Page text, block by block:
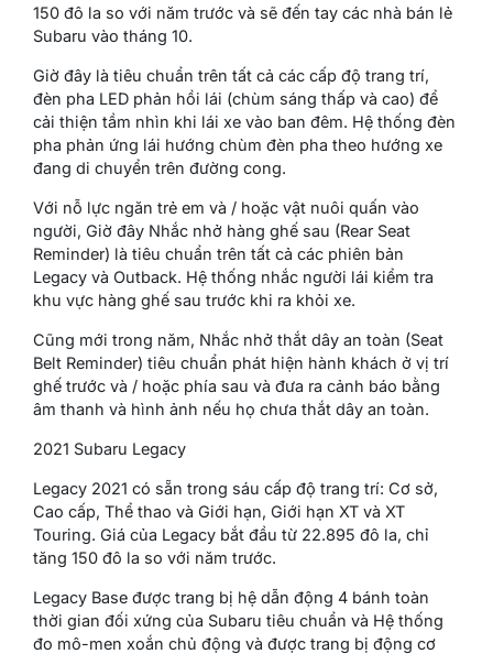
150 đô la so với năm trước và sẽ đến tay các nhà bán lẻ
Subaru vào tháng 10.
Giờ đây là tiêu chuẩn trên tất cả các cấp độ trang trí,
đèn pha LED phản hồi lái (chùm sáng thấp và cao) để
cải thiện tầm nhìn khi lái xe vào ban đêm. Hệ thống đèn
pha phản ứng lái hướng chùm đèn pha theo hướng xe
đang di chuyển trên đường cong.
Với nỗ lực ngăn trẻ em và / hoặc vật nuôi quấn vào
người, Giờ đây Nhắc nhở hàng ghế sau (Rear Seat
Reminder) là tiêu chuẩn trên tất cả các phiên bản
Legacy và Outback. Hệ thống nhắc người lái kiểm tra
khu vực hàng ghế sau trước khi ra khỏi xe.
Cũng mới trong năm, Nhắc nhở thắt dây an toàn (Seat
Belt Reminder) tiêu chuẩn phát hiện hành khách ở vị trí
ghế trước và / hoặc phía sau và đưa ra cảnh báo bằng
âm thanh và hình ảnh nếu họ chưa thắt dây an toàn.
2021 Subaru Legacy
Legacy 2021 có sẵn trong sáu cấp độ trang trí: Cơ sở,
Cao cấp, Thể thao và Giới hạn, Giới hạn XT và XT
Touring. Giá của Legacy bắt đầu từ 22.895 đô la, chỉ
tăng 150 đô la so với năm trước.
Legacy Base được trang bị hệ dẫn động 4 bánh toàn
thời gian đối xứng của Subaru tiêu chuẩn và Hệ thống
đo mô-men xoắn chủ động và được trang bị động cơ